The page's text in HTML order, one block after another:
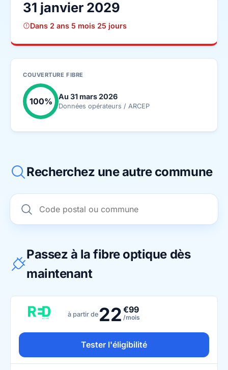
31 janvier 2029
Dans 2 ans 5 mois 25 jours
COUVERTURE FIBRE
100% Au 31 mars 2026
Données opérateurs / ARCEP
Recherchez une autre commune
Passez à la fibre optique dès
maintenant
à partir de 22 €99
/mois
Tester l'éligibilité